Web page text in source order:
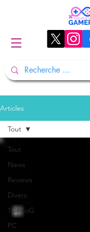
Articles
Tout
News
Reviews
Divers
1D#CoG
PC
Tout